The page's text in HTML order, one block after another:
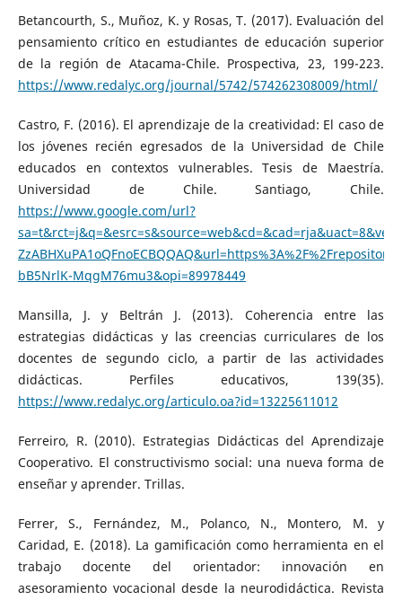
Betancourth, S., Muñoz, K. y Rosas, T. (2017). Evaluación del
pensamiento crítico en estudiantes de educación superior
de la región de Atacama-Chile. Prospectiva, 23, 199-223.
https://www.redalyc.org/journal/5742/574262308009/html/
Castro, F. (2016). El aprendizaje de la creatividad: El caso de
los jóvenes recién egresados de la Universidad de Chile
educados en contextos vulnerables. Tesis de Maestría.
Universidad de Chile. Santiago, Chile.
https://www.google.com/url?
bB5NrlK-MqgM76mu3&opi=89978449
Mansilla, J. y Beltrán J. (2013). Coherencia entre las
estrategias didácticas y las creencias curriculares de los
docentes de segundo ciclo, a partir de las actividades
didácticas. Perfiles educativos, 139(35).
https://www.redalyc.org/articulo.oa?id=13225611012
Ferreiro, R. (2010). Estrategias Didácticas del Aprendizaje
Cooperativo. El constructivismo social: una nueva forma de
enseñar y aprender. Trillas.
Ferrer, S., Fernández, M., Polanco, N., Montero, M. y
Caridad, E. (2018). La gamificación como herramienta en el
trabajo docente del orientador: innovación en
asesoramiento vocacional desde la neurodidáctica. Revista